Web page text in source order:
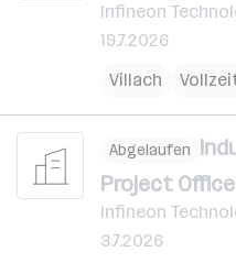
Infineon
19.7.2026
Villach
Abgelaufen
Project Office
Infineon
3.7.2026